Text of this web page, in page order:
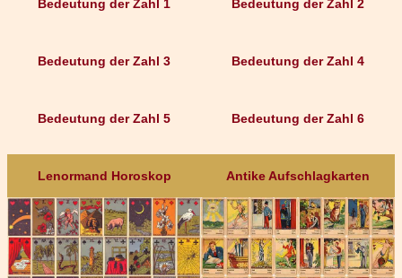
Bedeutung der Zahl 1
Bedeutung der Zahl 3
Bedeutung der Zahl 5
Bedeutung der Zahl 2
Bedeutung der Zahl 4
Bedeutung der Zahl 6
Lenormand Horoskop Antike Aufschlagkarten